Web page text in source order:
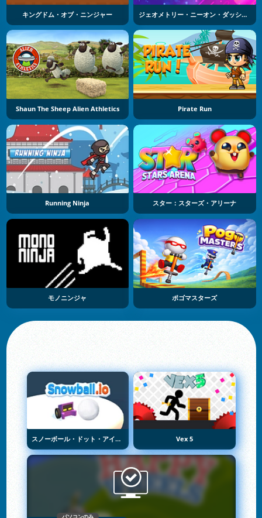
キングドム・オブ・ニンジャー ジェオメトリー・ニーオン・ダッシュ・レーンボー
Shaun The Sheep Alien Athletics Pirate Run
Running Ninja スター：スターズ・アリーナ
モノニンジャ ポゴマスターズ
スノーボール・ドット・アイオー Vex 5
パソコンのみ